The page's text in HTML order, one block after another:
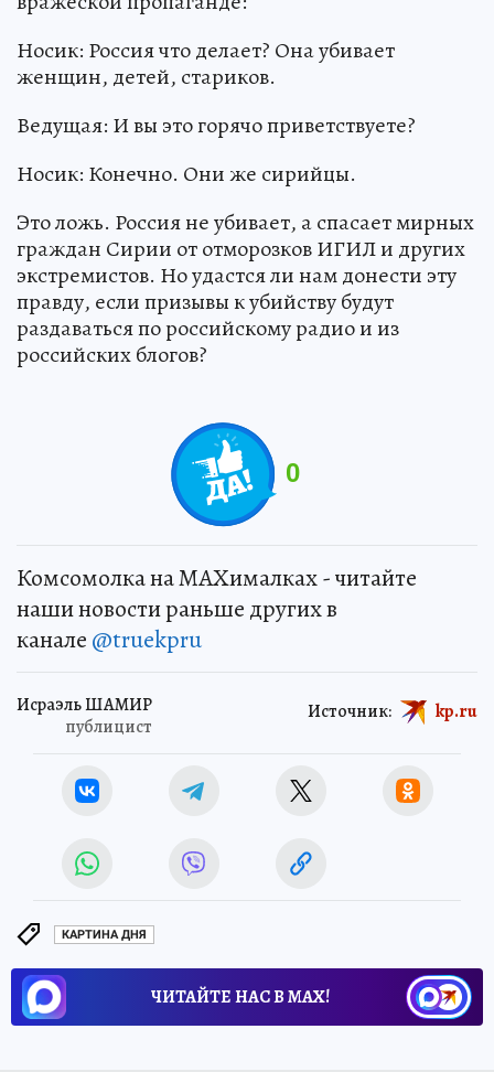
Носик: Россия что делает? Она убивает
женщин, детей, стариков.
Ведущая: И вы это горячо приветствуете?
Носик: Конечно. Они же сирийцы.
Это ложь. Россия не убивает, а спасает мирных
граждан Сирии от отморозков ИГИЛ и других
экстремистов. Но удастся ли нам донести эту
правду, если призывы к убийству будут
раздаваться по российскому радио и из
российских блогов?
0
Комсомолка на MAXималках - читайте
наши новости раньше других в
канале @truekpru
Исраэль ШАМИР
публицист
Источник: kp.ru
КАРТИНА ДНЯ
ЧИТАЙТЕ НАС В МАХ!